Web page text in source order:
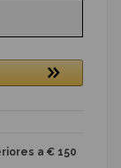
a € 150